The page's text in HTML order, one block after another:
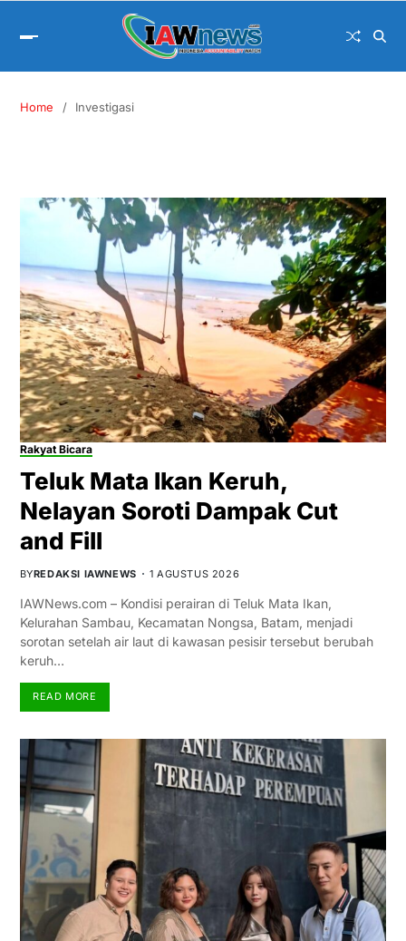
Home Investigasi
Rakyat Bicara
Teluk Mata Ikan Keruh,
Nelayan Soroti Dampak Cut
and Fill
BYREDAKSI IAWNEWS 1 AGUSTUS 2026
IAWNews.com – Kondisi perairan di Teluk Mata Ikan,
Kelurahan Sambau, Kecamatan Nongsa, Batam, menjadi
sorotan setelah air laut di kawasan pesisir tersebut berubah
keruh…
READ MORE